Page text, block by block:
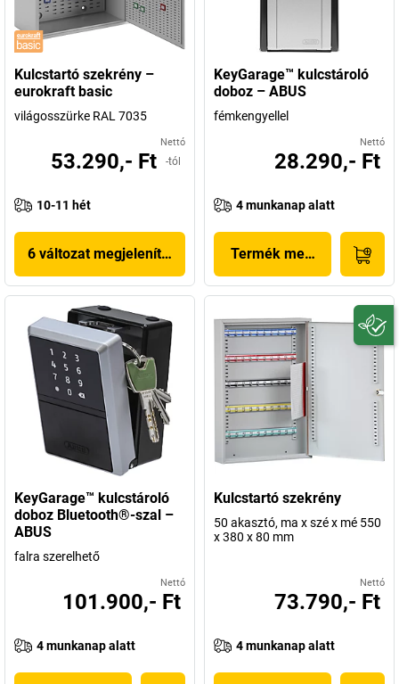
Kulcstartó szekrény –
eurokraft basic
világosszürke RAL 7035
Nettó
53.290,- Ft -tól
10-11 hét
6 változat megjelenítése
KeyGarage™ kulcstároló
doboz – ABUS
fémkengyellel
Nettó
28.290,- Ft
4 munkanap alatt
Termék megjelenítése
KeyGarage™ kulcstároló
doboz Bluetooth®-szal –
ABUS
falra szerelhető
Nettó
101.900,- Ft
4 munkanap alatt
Kulcstartó szekrény
50 akasztó, ma x szé x mé 550
x 380 x 80 mm
Nettó
73.790,- Ft
4 munkanap alatt